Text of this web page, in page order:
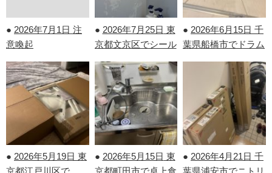
● 2026年7月1日 注
意喚起
● 2026年7月25日 東
京都文京区でシール
た！
● 2026年6月15日 千
葉県船橋市でドラム
を行いました！
● 2026年5月19日 東
● 2026年5月15日 東
● 2026年4月21日 千